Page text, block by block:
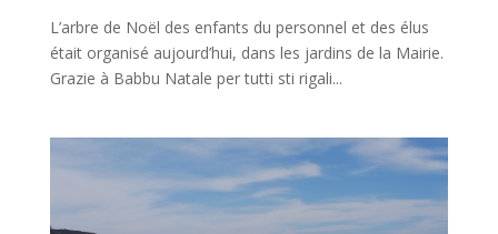
L’arbre de Noël des enfants du personnel et des élus
était organisé aujourd’hui, dans les jardins de la Mairie.
Grazie à Babbu Natale per tutti sti rigali...